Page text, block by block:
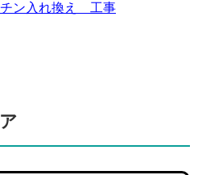
ン入れ換え 工事